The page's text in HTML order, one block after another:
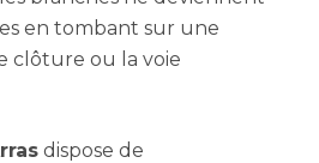
en tombant sur une
clôture ou la voie
dispose de